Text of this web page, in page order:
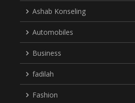
Ashab Konseling
Automobiles
Business
fadilah
Fashion